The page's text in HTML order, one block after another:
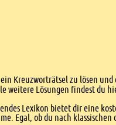
Kreuzworträtsel zu lösen
weitere Lösungen findest du
Lexikon bietet dir eine
Egal, ob du nach